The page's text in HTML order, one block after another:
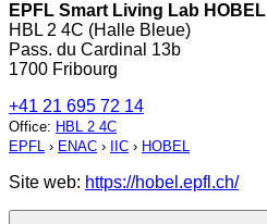
EPFL Smart Living Lab HOBEL
HBL 2 4C (Halle Bleue)
Pass. du Cardinal 13b
1700 Fribourg
+41 21 695 72 14
Office: HBL 2 4C
EPFL › ENAC › IIC › HOBEL
Site web: https://hobel.epfl.ch/